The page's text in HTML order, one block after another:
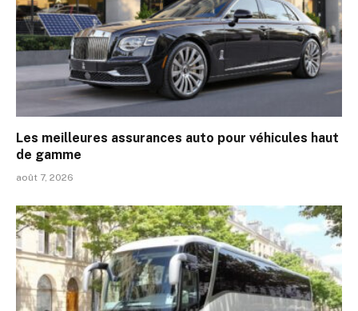
Les meilleures assurances auto pour véhicules haut
de gamme
août 7, 2026